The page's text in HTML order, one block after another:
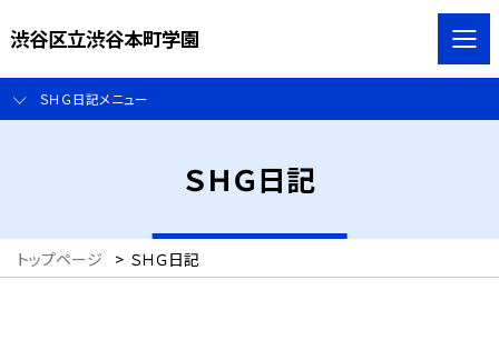
渋谷区立渋谷本町学園
ＳＨＧ日記メニュー
ＳＨＧ日記
トップページ > ＳＨＧ日記